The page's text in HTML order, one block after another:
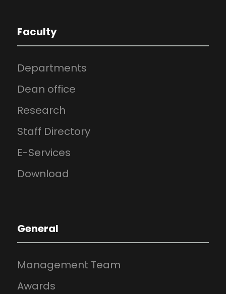
Faculty
Departments
Dean office
Research
Staff Directory
E-Services
Download
General
Management Team
Awards